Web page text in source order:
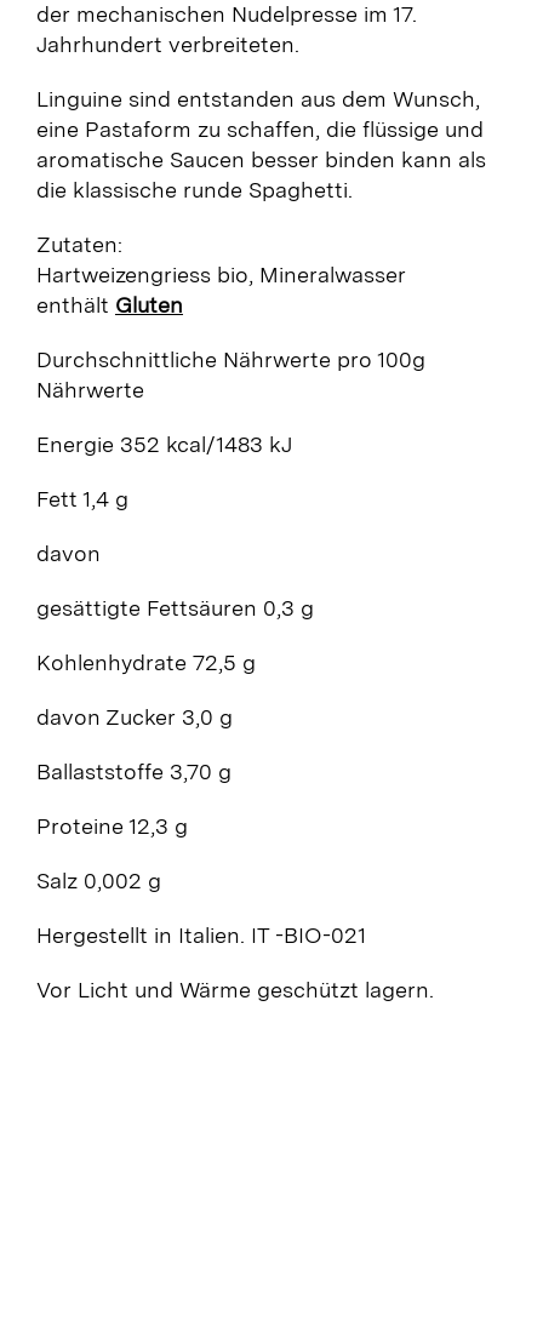
der mechanischen Nudelpresse im 17.
Jahrhundert verbreiteten.
Linguine sind entstanden aus dem Wunsch,
eine Pastaform zu schaffen, die flüssige und
aromatische Saucen besser binden kann als
die klassische runde Spaghetti.
Zutaten:
Hartweizengriess bio, Mineralwasser
enthält Gluten
Durchschnittliche Nährwerte pro 100g
Nährwerte
Energie 352 kcal/1483 kJ
Fett 1,4 g
davon
gesättigte Fettsäuren 0,3 g
Kohlenhydrate 72,5 g
davon Zucker 3,0 g
Ballaststoffe 3,70 g
Proteine 12,3 g
Salz 0,002 g
Hergestellt in Italien. IT -BIO-021
Vor Licht und Wärme geschützt lagern.